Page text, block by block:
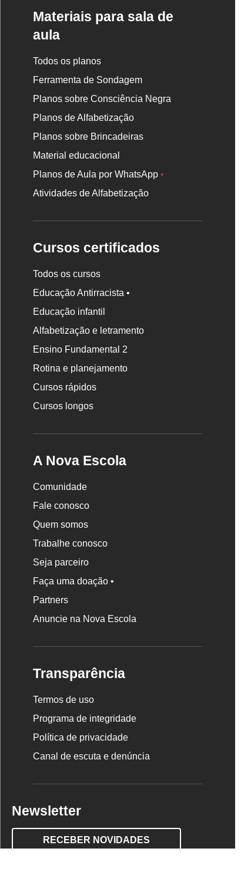
Materiais para sala de
aula
Todos os planos
Ferramenta de Sondagem
Planos sobre Consciência Negra
Planos de Alfabetização
Planos sobre Brincadeiras
Material educacional
Planos de Aula por WhatsApp •
Atividades de Alfabetização
Cursos certificados
Todos os cursos
Educação Antirracista •
Educação infantil
Alfabetização e letramento
Ensino Fundamental 2
Rotina e planejamento
Cursos rápidos
Cursos longos
A Nova Escola
Comunidade
Fale conosco
Quem somos
Trabalhe conosco
Seja parceiro
Faça uma doação •
Partners
Anuncie na Nova Escola
Transparência
Termos de uso
Programa de integridade
Política de privacidade
Canal de escuta e denúncia
Newsletter
RECEBER NOVIDADES